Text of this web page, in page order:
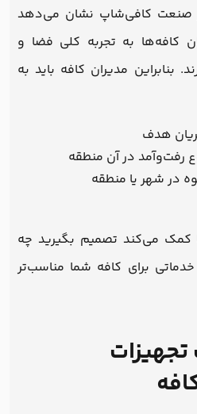
صنعت کافی‌شاپ نشان می‌دهد
کافه‌ها به تجربه کلی فضا و
بنابراین مدیران کافه باید به
هدف
رفت‌وآمد در آن منطقه
در شهر یا منطقه
کمک می‌کند تصمیم بگیرید چه
برای کافه شما مناسب‌تر
تجهیزات